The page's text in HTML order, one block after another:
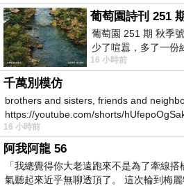
葡萄園詩刊 251
葡萄園 251 期 秋季
少了喧囂，多了一份
一
16 小時前
千萬別模仿
brothers and sisters, friends and
https://youtube.com/shorts/
https
16 小時前
阿我阿龍 56
「我總覺得你大老遠跑來不是為了牽線
氣聽起來近乎無聊透頂了。 這次輪到梅